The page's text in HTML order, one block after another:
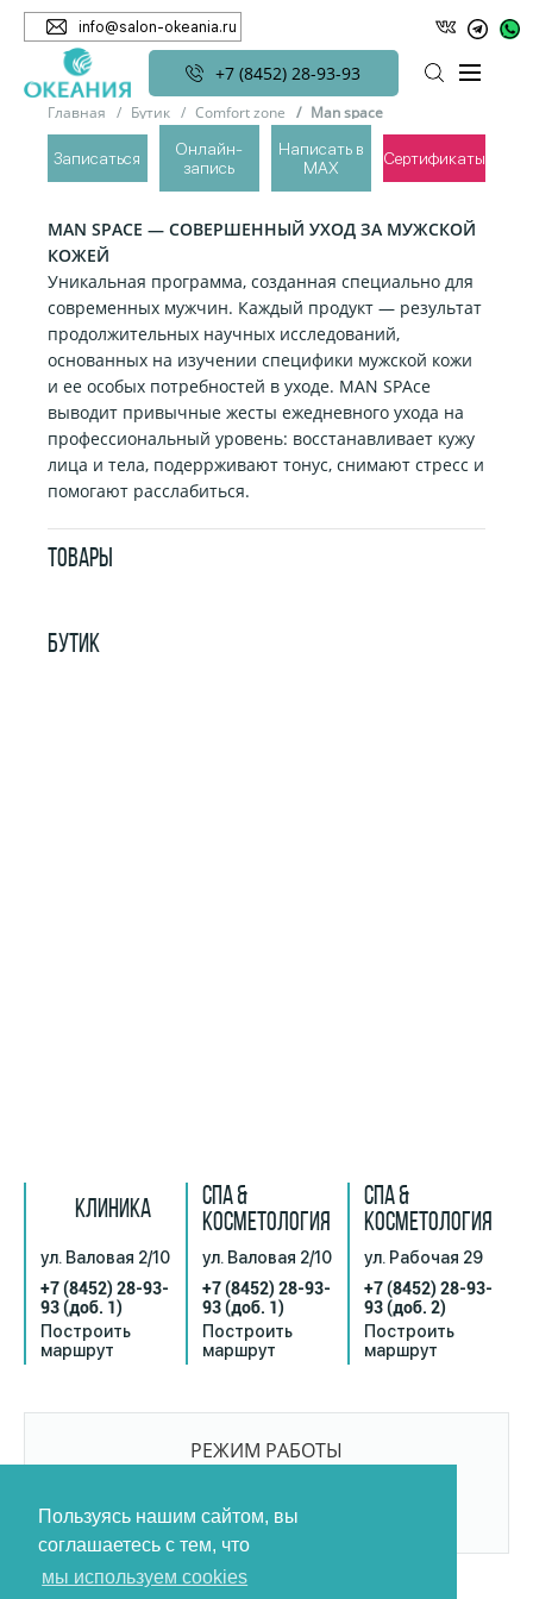
Пользуясь нашим сайтом, вы
соглашаетесь с тем, что
мы используем cookies
info@salon-okeania.ru
+7 (8452) 28-93-93
Записаться
Онлайн-
запись
Написать в
MAX
Сертификаты
БУТИК
Главная Бутик Comfort zone Man space
MAN SPACE
MAN SPACE — СОВЕРШЕННЫЙ УХОД ЗА МУЖСКОЙ
КОЖЕЙ
Уникальная программа, созданная специально для
современных мужчин. Каждый продукт — результат
продолжительных научных исследований,
основанных на изучении специфики мужской кожи
и ее особых потребностей в уходе. MAN SPAce
выводит привычные жесты ежедневного ухода на
профессиональный уровень: восстанавливает кужу
лица и тела, подеррживают тонус, снимают стресс и
помогают расслабиться.
ТОВАРЫ
КЛИНИКА
ул. Валовая 2/10
+7 (8452) 28-93-
93(доб. 1)
Построить
маршрут
СПА &
КОСМЕТОЛОГИЯ
ул. Валовая 2/10
+7 (8452) 28-93-
93(доб. 1)
Построить
маршрут
СПА &
КОСМЕТОЛОГИЯ
ул. Рабочая 29
+7 (8452) 28-93-
93(доб. 2)
Построить
маршрут
РЕЖИМ РАБОТЫ
БЕЗ ПЕРЕРЫВОВ И ВЫХОДНЫХ